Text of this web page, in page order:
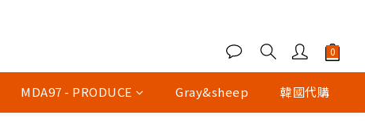
MDA97 - PRODUCE Gray&sheep 韓國代購